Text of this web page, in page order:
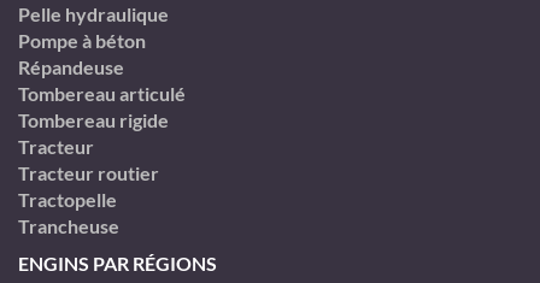
Pelle hydraulique
Pompe à béton
Répandeuse
Tombereau articulé
Tombereau rigide
Tracteur
Tracteur routier
Tractopelle
Trancheuse
ENGINS PAR RÉGIONS